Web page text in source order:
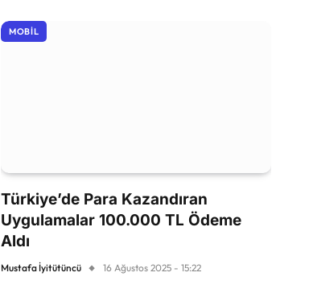
MOBIL
Türkiye’de Para Kazandıran
Uygulamalar 100.000 TL Ödeme
Aldı
Mustafa İyitütüncü 16 Ağustos 2025 - 15:22